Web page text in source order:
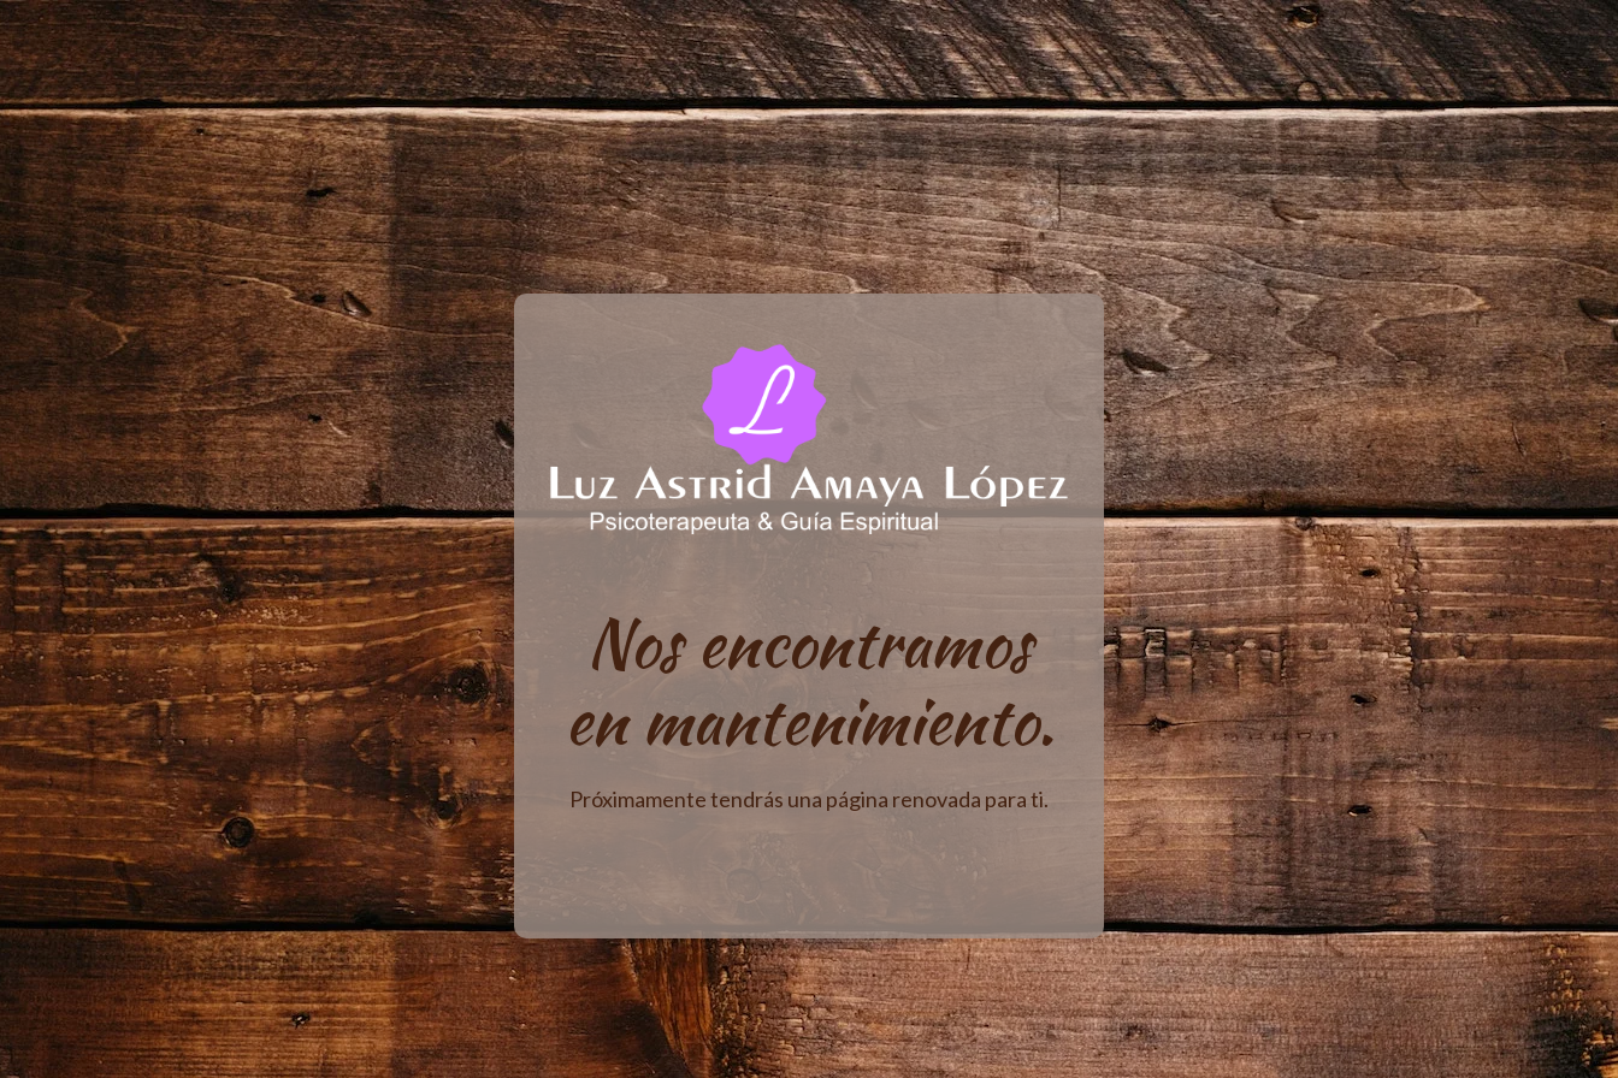
Nos encontramos
en mantenimiento.
Próximamente tendrás una página renovada para ti.